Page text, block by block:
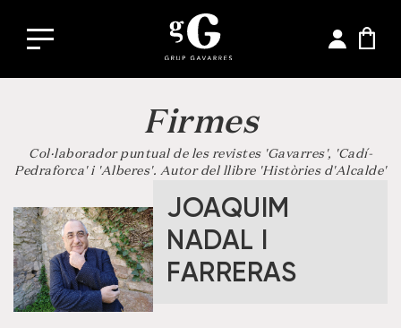
Firmes
Col·laborador puntual de les revistes 'Gavarres', 'Cadí-
Pedraforca' i 'Alberes'. Autor del llibre 'Històries d'Alcalde'
JOAQUIM
NADAL I
FARRERAS